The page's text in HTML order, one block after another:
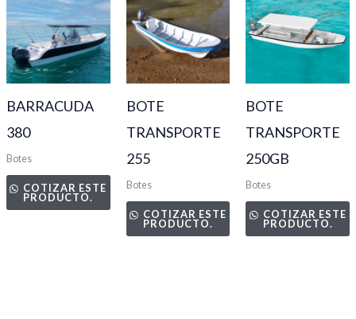
BARRACUDA
380
Botes
COTIZAR ESTE
PRODUCTO.
BOTE
TRANSPORTE
255
Botes
COTIZAR ESTE
PRODUCTO.
BOTE
TRANSPORTE
250GB
Botes
COTIZAR ESTE
PRODUCTO.